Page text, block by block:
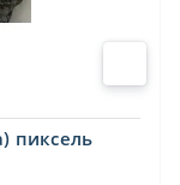
пиксель